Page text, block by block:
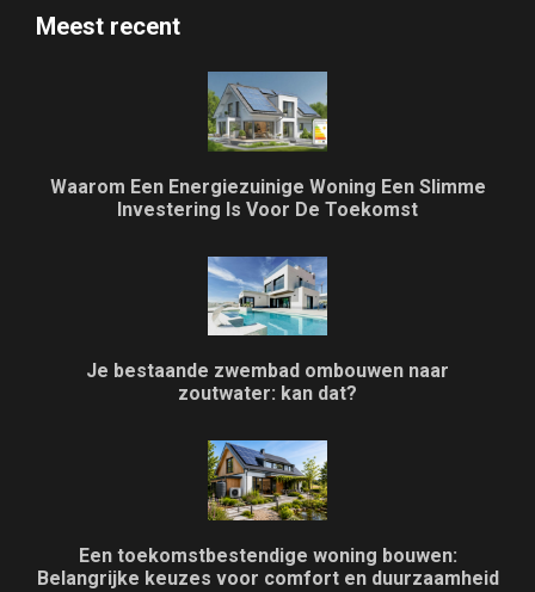
Meest recent
Waarom Een Energiezuinige Woning Een Slimme
Investering Is Voor De Toekomst
Je bestaande zwembad ombouwen naar
zoutwater: kan dat?
Een toekomstbestendige woning bouwen:
Belangrijke keuzes voor comfort en duurzaamheid